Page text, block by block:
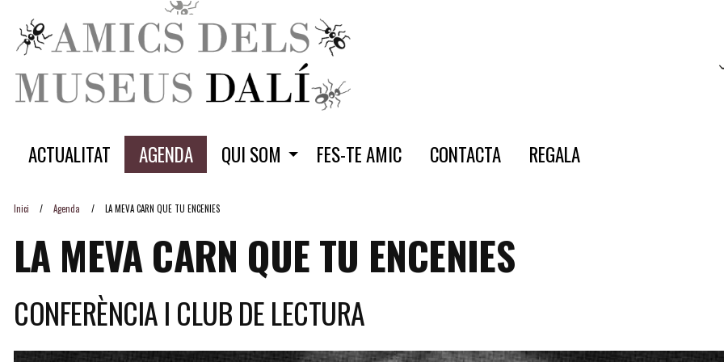
ACTUALITAT AGENDA QUI SOM FES-TE AMIC CONTACTA REGALA
Inici Agenda LA MEVA CARN QUE TU ENCENIES
LA MEVA CARN QUE TU ENCENIES
CONFERÈNCIA I CLUB DE LECTURA